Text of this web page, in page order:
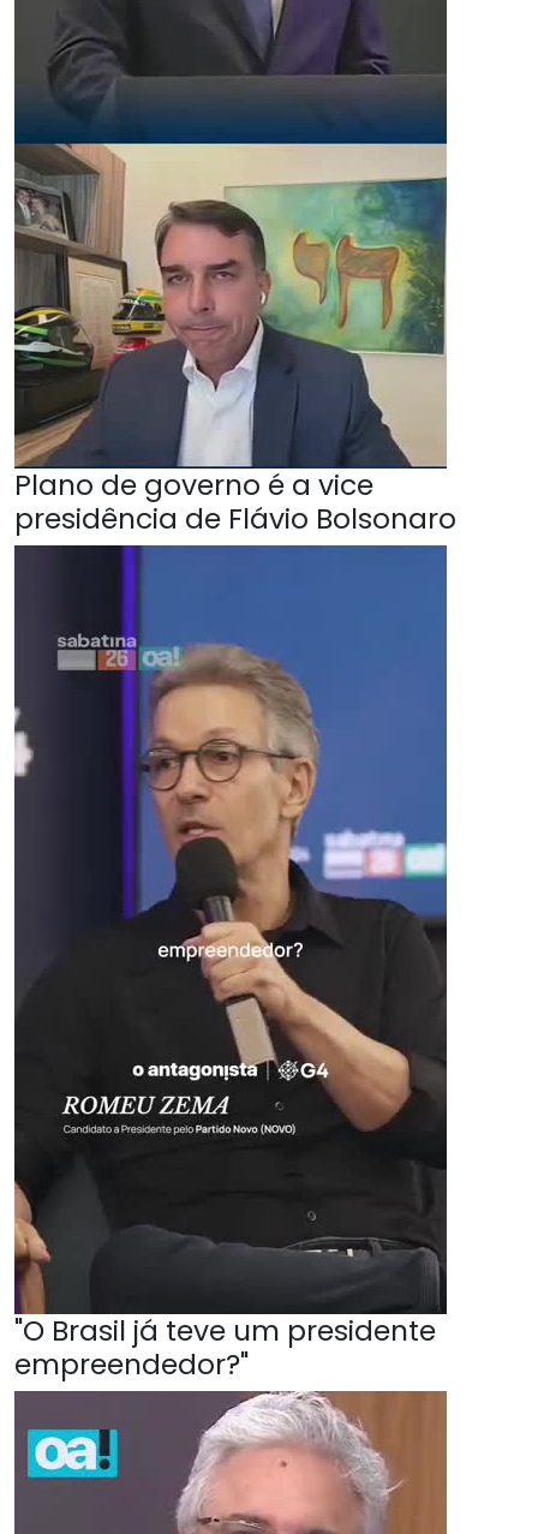
Plano de governo é a vice
presidência de Flávio Bolsonaro
"O Brasil já teve um presidente
empreendedor?"